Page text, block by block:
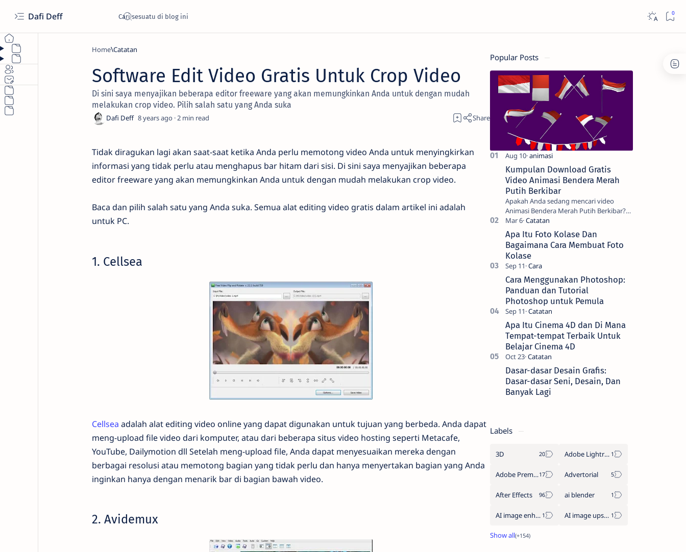
Dafi Deff
Home Catatan
Software Edit Video Gratis Untuk Crop Video
Di sini saya menyajikan beberapa editor freeware yang akan memungkinkan Anda untuk dengan mudah
melakukan crop video. Pilih salah satu yang Anda suka
8 years ago 2
Tidak diragukan lagi akan saat-saat ketika Anda perlu memotong video Anda untuk menyingkirkan
informasi yang tidak perlu atau menghapus bar hitam dari sisi. Di sini saya menyajikan beberapa
editor freeware yang akan memungkinkan Anda untuk dengan mudah melakukan crop video.
Baca dan pilih salah satu yang Anda suka. Semua alat editing video gratis dalam artikel ini adalah
untuk PC.
1. Cellsea
Cellsea adalah alat editing video online yang dapat digunakan untuk tujuan yang berbeda. Anda dapat
meng-upload file video dari komputer, atau dari beberapa situs video hosting seperti Metacafe,
YouTube, Dailymotion dll Setelah meng-upload file, Anda dapat menyesuaikan mereka dengan
berbagai resolusi atau memotong bagian yang tidak perlu dan hanya menyertakan bagian yang Anda
inginkan hanya dengan menarik bar di bagian bawah video.
2. Avidemux
Popular Posts
Kumpulan Download Gratis
Video Animasi Bendera Merah
Putih Berkibar
Apakah Anda sedang mencari video
Animasi Bendera Merah Putih Berkibar?
Nah, berikut ini adalah kumpulan video
animasi bendera Negara Kesatuan
Republi…
Apa Itu Foto Kolase Dan
Bagaimana Cara Membuat Foto
Kolase
Cara Menggunakan Photoshop:
Panduan dan Tutorial
Photoshop untuk Pemula
Apa Itu Cinema 4D dan Di Mana
Tempat-tempat Terbaik Untuk
Belajar Cinema 4D
Dasar-dasar Desain Grafis:
Dasar-dasar Seni, Desain, Dan
Banyak Lagi
Labels
3D Adobe Lightroom
Adobe Premiere Pro Advertorial
After Effects ai blender
AI image enhancement AI image upscaler